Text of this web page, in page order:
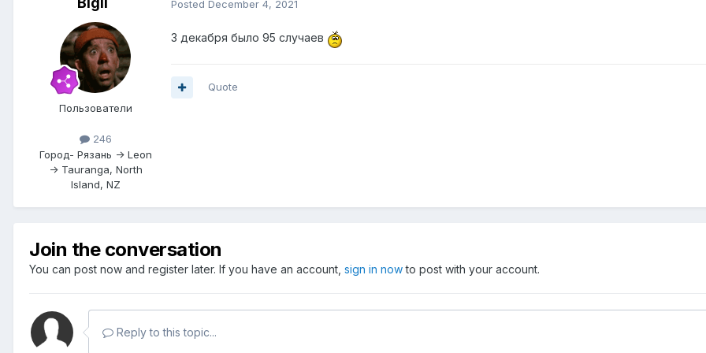
Пользователи
246
Город- Рязань -> Leon
-> Tauranga, North
Island, NZ
Posted December 4, 2021
3 декабря было 95 случаев
Quote
Join the conversation
You can post now and register later. If you have an account, sign in nowto post with your account.
Reply to this topic...